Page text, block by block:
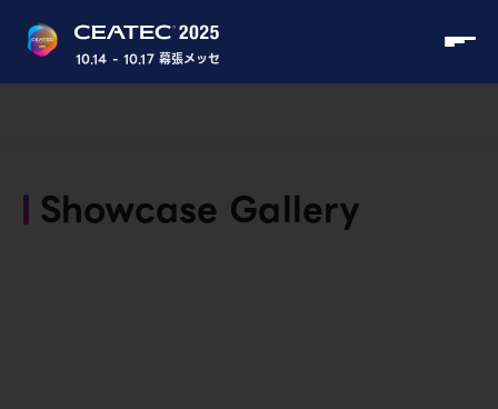
10.14 - 10.17 幕張メッセ
Showcase Gallery